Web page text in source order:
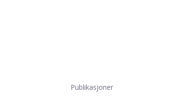
Publikasjoner